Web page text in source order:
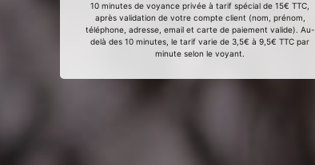
10 minutes de voyance privée à tarif spécial de 15€ TTC,
après validation de votre compte client (nom, prénom,
téléphone, adresse, email et carte de paiement valide). Au-
delà des 10 minutes, le tarif varie de 3,5€ à 9,5€ TTC par
minute selon le voyant.